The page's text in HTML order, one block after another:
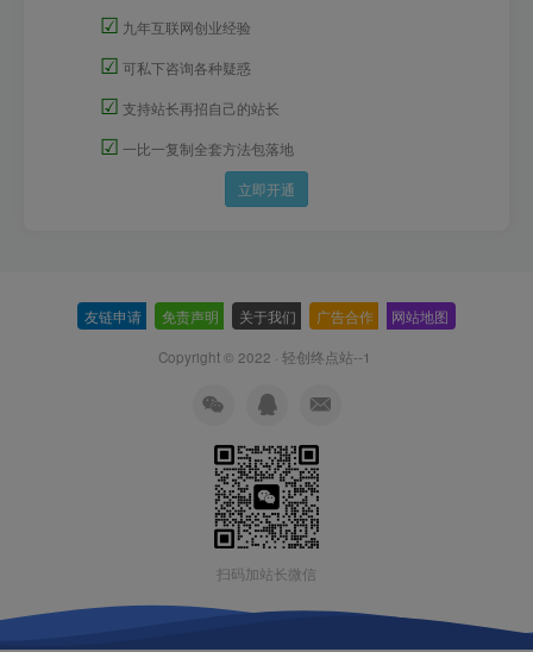
☑ 九年互联网创业经验
☑ 可私下咨询各种疑惑
☑ 支持站长再招自己的站长
☑ 一比一复制全套方法包落地
立即开通
友链申请 免责声明 关于我们 广告合作 网站地图
Copyright © 2022 · 轻创终点站--1
扫码加站长微信